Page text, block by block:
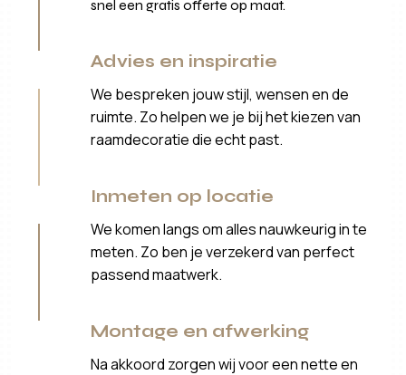
snel een gratis offerte op maat.
Advies en inspiratie
We bespreken jouw stijl, wensen en de
ruimte. Zo helpen we je bij het kiezen van
raamdecoratie die echt past.
Inmeten op locatie
We komen langs om alles nauwkeurig in te
meten. Zo ben je verzekerd van perfect
passend maatwerk.
Montage en afwerking
Na akkoord zorgen wij voor een nette en